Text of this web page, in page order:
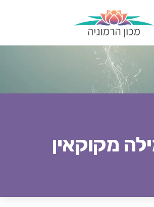
מקוקאין